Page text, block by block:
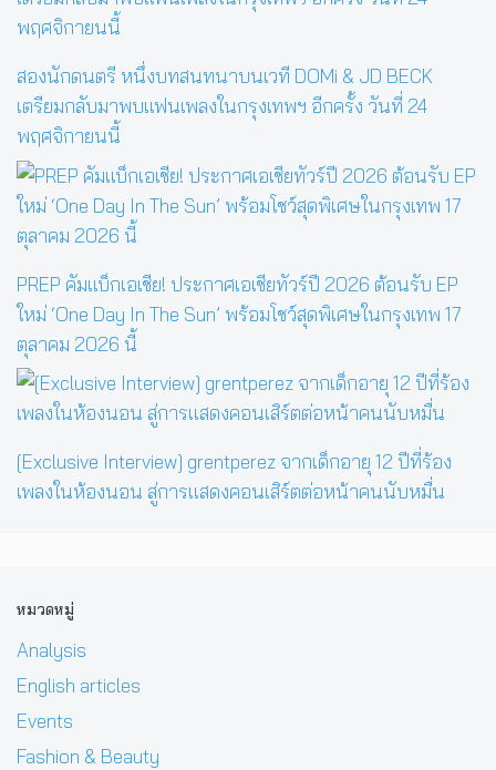
สองนักดนตรี หนึ่งบทสนทนาบนเวที DOMi & JD BECK
เตรียมกลับมาพบแฟนเพลงในกรุงเทพฯ อีกครั้ง วันที่ 24
พฤศจิกายนนี้
PREP คัมแบ็กเอเชีย! ประกาศเอเชียทัวร์ปี 2026 ต้อนรับ EP
ใหม่ ‘One Day In The Sun’ พร้อมโชว์สุดพิเศษในกรุงเทพ 17
ตุลาคม 2026 นี้
[Exclusive Interview] grentperez จากเด็กอายุ 12 ปีที่ร้อง
เพลงในห้องนอน สู่การแสดงคอนเสิร์ตต่อหน้าคนนับหมื่น
หมวดหมู่
Analysis
English articles
Events
Fashion & Beauty